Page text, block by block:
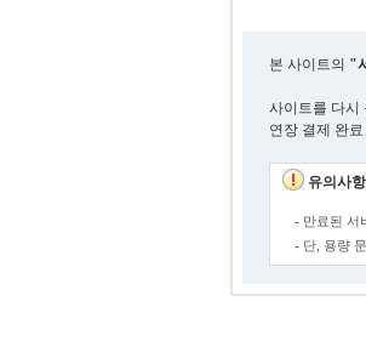
본 사이트의 "
사이트를 다시
연장 결제 완
유의사항
- 만료된 서
- 단, 용량